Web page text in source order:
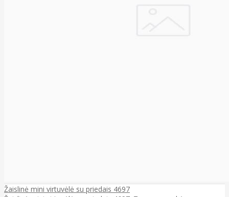
Žaislinė mini virtuvėlė su priedais 4697